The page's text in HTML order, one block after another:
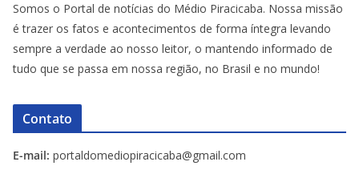
Somos o Portal de notícias do Médio Piracicaba. Nossa missão
é trazer os fatos e acontecimentos de forma íntegra levando
sempre a verdade ao nosso leitor, o mantendo informado de
tudo que se passa em nossa região, no Brasil e no mundo!
Contato
E-mail: portaldomediopiracicaba@gmail.com